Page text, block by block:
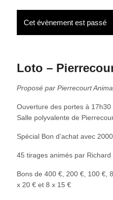
Cet évènement est passé
Loto –
Proposé par Pierrecourt
Ouverture des portes à
Salle polyvalente de
Spécial Bon d’achat avec
45 tirages animés par Richard
Bons de 400 €, 200 €, 100 €,
x 20 € et 8 x 15 €